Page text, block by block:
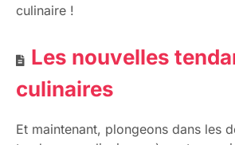
culinaire !
Les nouvelles
culinaires
Et maintenant, plongeons dans les